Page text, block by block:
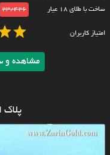
ساخت با طلای ۱۸ عیار 23/426
امتیاز کاربران
مشاهده و
پلاک